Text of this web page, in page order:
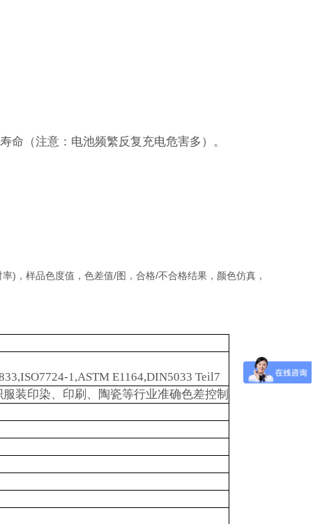
命（注意：电池频繁反复充电危害多）。
率) ，样品色度值，色差值/图，合格/不合格结果，颜色仿真，
1,ASTM E1164,DIN5033 Teil7
装印染、印刷、陶瓷等行业准确色差控制